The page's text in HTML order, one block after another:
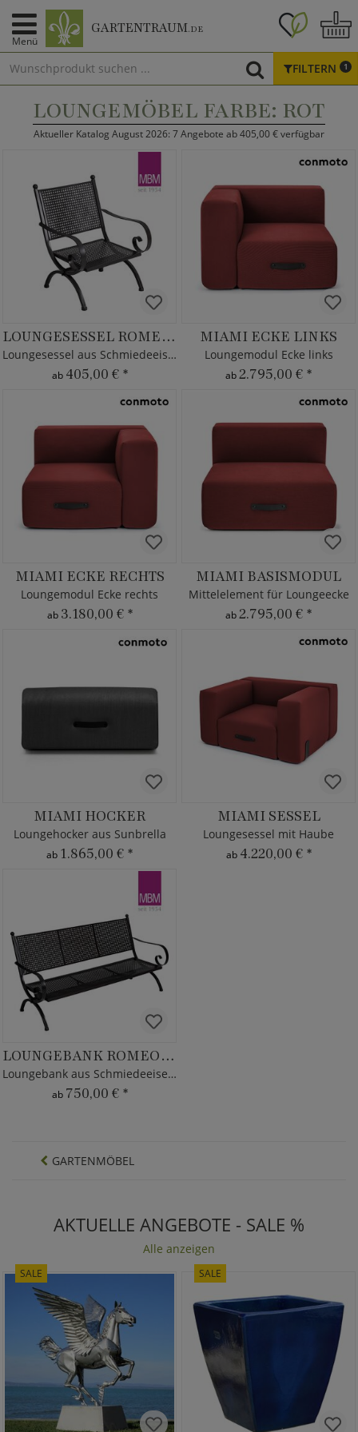
Menü
GARTENTRAUM.DE
FILTERN 1
LOUNGEMÖBEL FARBE: ROT
Aktueller Katalog August 2026: 7 Angebote ab 405,00 € verfügbar
LOUNGESESSEL ROMEO ELEGANCE
Loungesessel aus Schmiedeeisen - MBM
ab 405,00 € *
MIAMI ECKE LINKS
Loungemodul Ecke links
ab2.795,00 € *
MIAMI ECKE RECHTS
Loungemodul Ecke rechts
ab 3.180,00 € *
MIAMI BASISMODUL
Mittelelement für Loungeecke
ab2.795,00 € *
MIAMI HOCKER
Loungehocker aus Sunbrella
ab 1.865,00 € *
MIAMI SESSEL
Loungesessel mit Haube
ab 4.220,00 € *
LOUNGEBANK ROMEO ELEGANCE
Loungebank aus Schmiedeeisen - MBM
ab 750,00 € *
GARTENMÖBEL
AKTUELLE ANGEBOTE - SALE %
Alle anzeigen
SALE SALE